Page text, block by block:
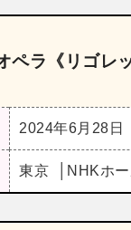
ペラ《リゴレッ
2024年6月28日
東京 NHKホ